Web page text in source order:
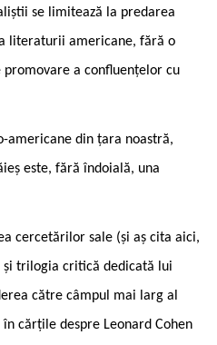
se limitează la predarea
literaturii americane, fără o
a confluențelor cu
americane din țara noastră,
este, fără îndoială, una
cercetărilor sale (și aș cita aici,
și trilogia critică dedicată lui
către câmpul mai larg al
cărțile despre Leonard Cohen